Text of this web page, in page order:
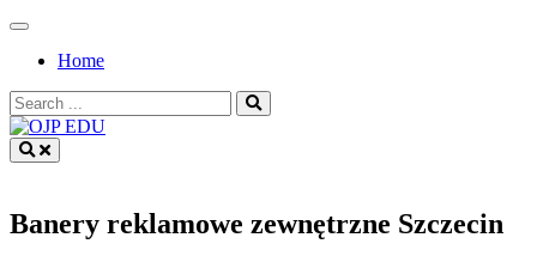
Skip
contentHome
Search
for:
Banery reklamowe zewnętrzne Szczecin